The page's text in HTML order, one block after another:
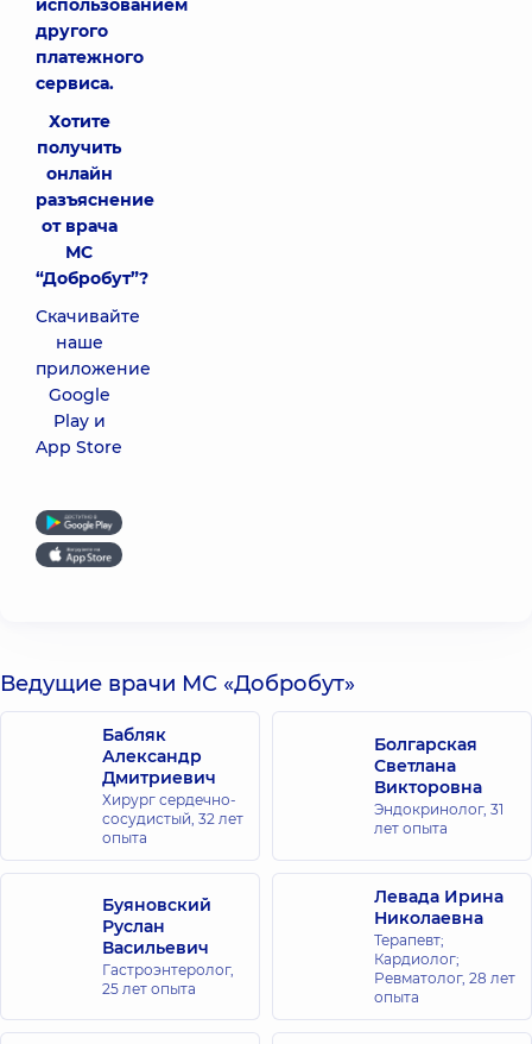
использованием
другого
платежного
сервиса.
Хотите
получить
онлайн
разъяснение
от врача
МС
“Добробут”?
Скачивайте
наше
приложение
Google
Play и
App Store
Ведущие врачи МС «Добробут»
Бабляк
Александр
Дмитриевич
Хирург сердечно-
сосудистый, 32 лет
опыта
Болгарская
Светлана
Викторовна
Эндокринолог, 31
лет опыта
Буяновский
Руслан
Васильевич
Гастроэнтеролог,
25 лет опыта
Левада Ирина
Николаевна
Терапевт;
Кардиолог;
Ревматолог, 28 лет
опыта